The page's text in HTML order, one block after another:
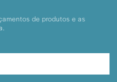
de produtos e as